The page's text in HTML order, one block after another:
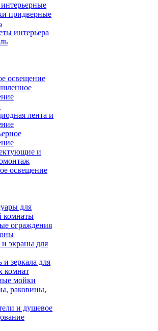
придверные
интерьера
освещение
лента и
и
освещение
для
комнаты
ограждения
экраны для
и зеркала для
комнат
мойки
раковины,
и душевое